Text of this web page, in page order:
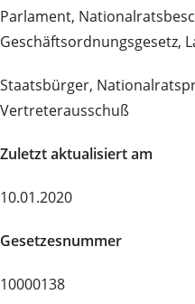
Parlament,
Geschäftsordnungsgesetz,
Staatsbürger,
Vertreterausschuß
Zuletzt aktualisiert am
10.01.2020
Gesetzesnummer
10000138